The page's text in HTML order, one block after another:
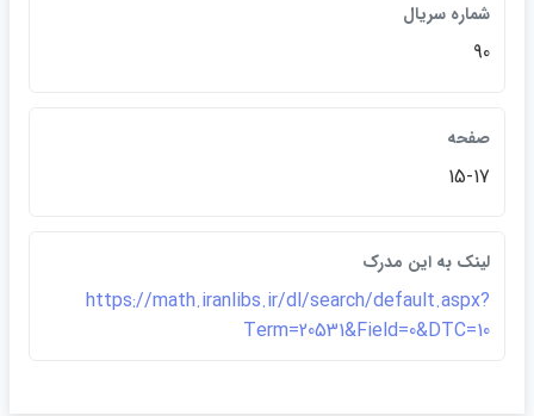
شماره سريال
90
صفحه
15-17
لينک به اين مدرک
https://math.iranlibs.ir/dl/search/default.aspx?
Term=20531&Field=0&DTC=10